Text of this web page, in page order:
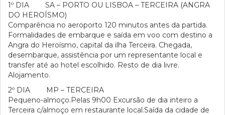
1º DIA SA – PORTO OU LISBOA – TERCEIRA (ANGRA
DO HEROÍSMO)
Comparência no aeroporto 120 minutos antes da partida.
Formalidades de embarque e saída em voo com destino a
Angra do Heroísmo, capital da ilha Terceira. Chegada,
desembarque, assistência por um representante local e
transfer até ao hotel escolhido. Resto de dia livre.
Alojamento.
2º DIA MP – TERCEIRA
Pequeno-almoço.Pelas 9h00 Excursão de dia inteiro a
Terceira c/almoço em restaurante local.Saída da cidade de